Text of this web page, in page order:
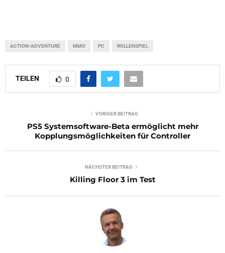
ACTION-ADVENTURE MMO PC ROLLENSPIEL
TEILEN 0
VORIGER BEITRAG
PS5 Systemsoftware-Beta ermöglicht mehr
Kopplungsmöglichkeiten für Controller
NÄCHSTER BEITRAG
Killing Floor 3 im Test